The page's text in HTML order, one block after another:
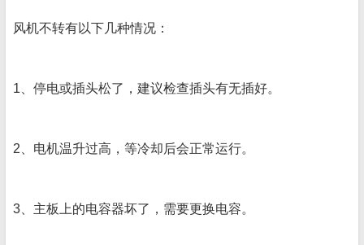
风机不转有以下几种情况：
1、停电或插头松了，建议检查插头有无插好。
2、电机温升过高，等冷却后会正常运行。
3、主板上的电容器坏了，需要更换电容。